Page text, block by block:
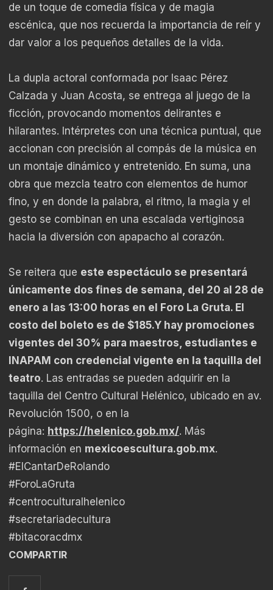
de un toque de comedia física y de magia
escénica, que nos recuerda la importancia de reír y
dar valor a los pequeños detalles de la vida.
La dupla actoral conformada por Isaac Pérez
Calzada y Juan Acosta, se entrega al juego de la
ficción, provocando momentos delirantes e
hilarantes. Intérpretes con una técnica puntual, que
accionan con precisión al compás de la música en
un montaje dinámico y entretenido. En suma, una
obra que mezcla teatro con elementos de humor
fino, y en donde la palabra, el ritmo, la magia y el
gesto se combinan en una escalada vertiginosa
hacia la diversión con apapacho al corazón.
Se reitera que este espectáculo se presentará
únicamente dos fines de semana, del 20 al 28 de
enero a las 13:00 horas en el Foro La Gruta. El
costo del boleto es de $185.Y hay promociones
vigentes del 30% para maestros, estudiantes e
INAPAM con credencial vigente en la taquilla del
teatro. Las entradas se pueden adquirir en la
taquilla del Centro Cultural Helénico, ubicado en av.
Revolución 1500, o en la
página: https://helenico.gob.mx/. Más
información en mexicoescultura.gob.mx.
#ElCantarDeRolando
#ForoLaGruta
#centroculturalhelenico
#secretariadecultura
#bitacoracdmx
COMPARTIR